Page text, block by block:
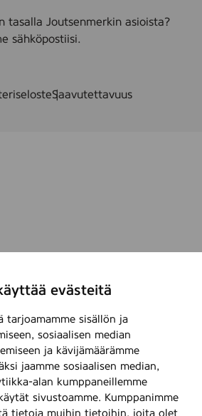
evästeitä
tarjoamamme sisällön ja
sosiaalisen median
ja kävijämäärämme
jaamme sosiaalisen median,
alan kumppaneillemme
sivustoamme. Kumppanimme
tietoja muihin tietoihin, joita olet
tasalla Joutsenmerkin asioista?
sähköpostiisi.
Saavutettavuus